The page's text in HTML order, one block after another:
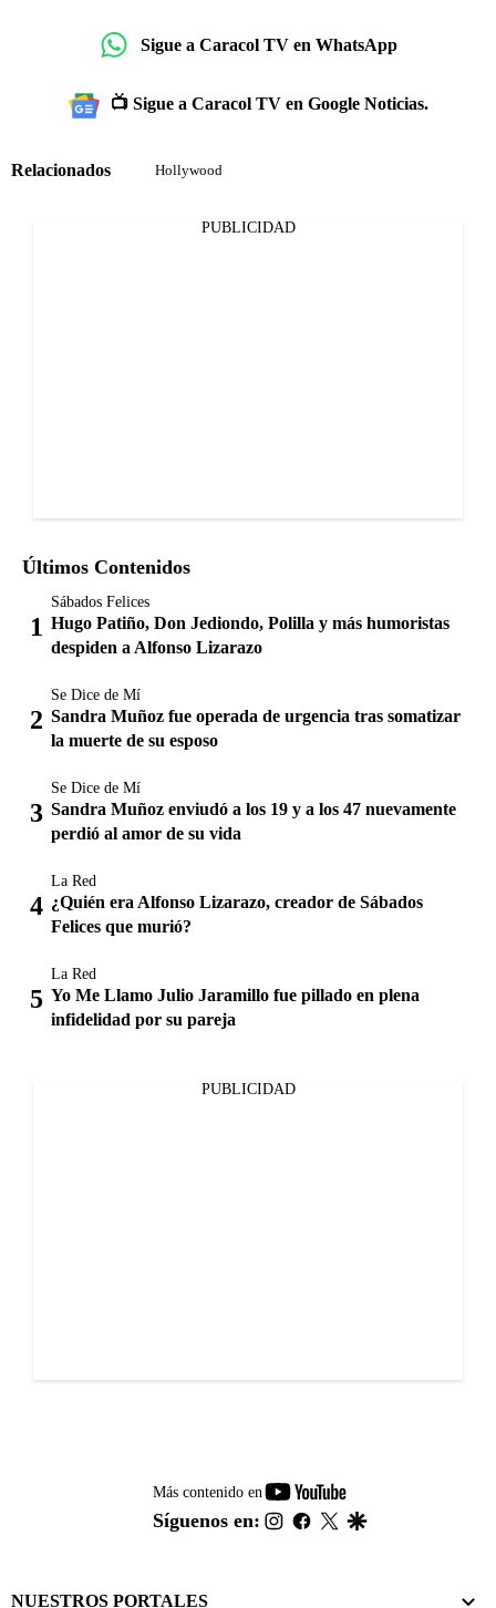
Sigue a Caracol TV en WhatsApp
📺 Sigue a Caracol TV en Google Noticias.
Relacionados Hollywood
PUBLICIDAD
Últimos Contenidos
Sábados Felices
Hugo Patiño, Don Jediondo, Polilla y más humoristas
despiden a Alfonso Lizarazo
Se Dice de Mí
Sandra Muñoz fue operada de urgencia tras somatizar
la muerte de su esposo
Se Dice de Mí
Sandra Muñoz enviudó a los 19 y a los 47 nuevamente
perdió al amor de su vida
La Red
¿Quién era Alfonso Lizarazo, creador de Sábados
Felices que murió?
La Red
Yo Me Llamo Julio Jaramillo fue pillado en plena
infidelidad por su pareja
PUBLICIDAD
Más contenido en
youtube-
footer
Síguenos en: instagram
facebook
twitter
NUESTROS PORTALES